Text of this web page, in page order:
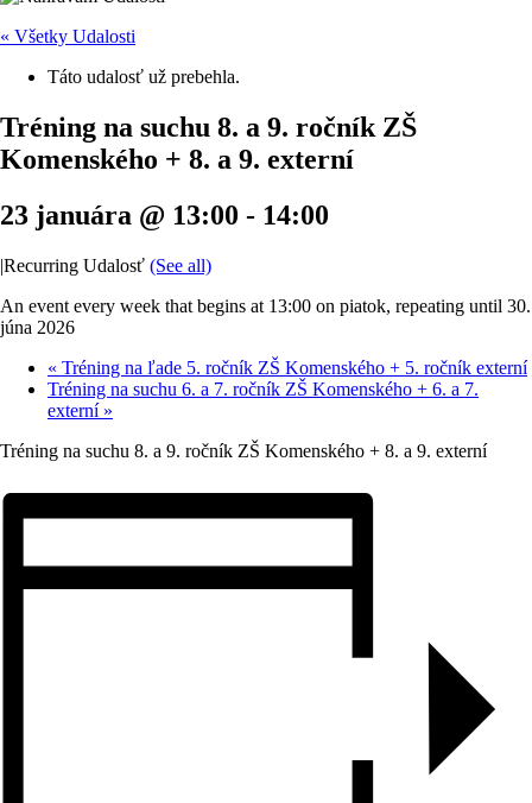
« Všetky Udalosti
Táto udalosť už prebehla.
Tréning na suchu 8. a 9. ročník ZŠ
Komenského + 8. a 9. externí
23 januára @ 13:00 - 14:00
|Recurring Udalosť (See all)
An event every week that begins at 13:00 on piatok, repeating until 30.
júna 2026
« Tréning na ľade 5. ročník ZŠ Komenského + 5. ročník externí
Tréning na suchu 6. a 7. ročník ZŠ Komenského + 6. a 7.
externí »
Tréning na suchu 8. a 9. ročník ZŠ Komenského + 8. a 9. externí